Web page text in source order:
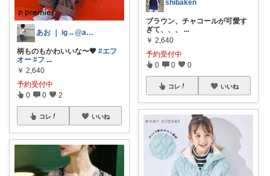
あお ｜ ig→@ao____code
柄ものもかわいいな〜🤎 #エフ
オー #フ ...
￥ 2,640
予約受付中
0 0 2
コレ いいね
shibaken
ブラウン、チャコールが可愛す
ぎて、、、 ...
￥ 2,640
予約受付中
0 0 0
コレ いいね